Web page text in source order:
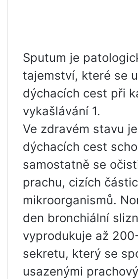
Sputum je
tajemství, které se
dýchacích cest při
vykašlávání 1.
Ve zdravém stavu
dýchacích cest
samostatně se
prachu, cizích
mikroorganismů.
den bronchiální
vyprodukuje až
sekretu, který se
usazenými